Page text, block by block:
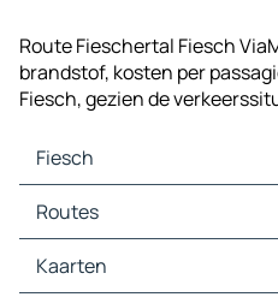
Route Fieschertal Fiesch
brandstof, kosten per
Fiesch, gezien de
Fiesch
Fiesch Kaarten
Fiesch Verkeer
Fiesch Hotels
Fiesch Restaurants
Routes
Routes Fiesch - Fieschertal
Routes Fiesch - Münster
Kaarten